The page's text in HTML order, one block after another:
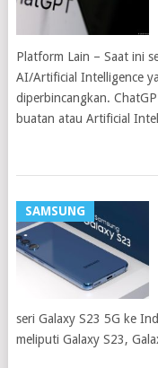
Platform Lain – Saat ini
AI/Artificial Intelligence
diperbincangkan.
buatan atau Artificial
SAMSUNG
seri Galaxy S23 5G ke
meliputi Galaxy S23,